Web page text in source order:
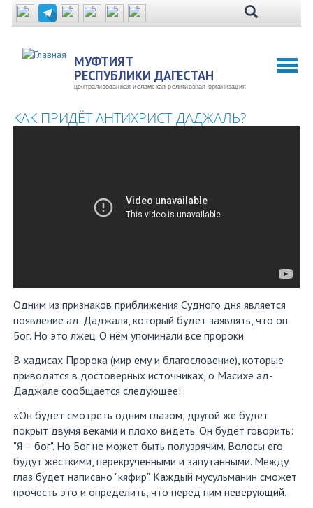
Перейти
содержанию
МУФТИЯТ
РЕСПУБЛИКИ ДАГЕСТАН
централизованная исламская религиозная организация
КАК ПРИДЁТ АНТИХРИСТ-ДАДЖАЛЬ?
Одним из признаков приближения Судного дня является
появление ад-Даджаля, который будет заявлять, что он
Бог. Но это лжец. О нём упоминали все пророки.
В хадисах Пророка (мир ему и благословение), которые
приводятся в достоверных источниках, о Масихе ад-
Даджале сообщается следующее:
«Он будет смотреть одним глазом, другой же будет
покрыт двумя веками и плохо видеть. Он будет говорить:
"Я – бог". Но Бог не может быть полузрячим. Волосы его
будут жёсткими, перекрученными и запутанными. Между
глаз будет написано "кяфир". Каждый мусульманин сможет
прочесть это и определить, что перед ним неверующий.